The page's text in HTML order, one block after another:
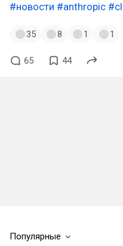
#новости #anthropic
35 8 1 1
65 44
Популярные